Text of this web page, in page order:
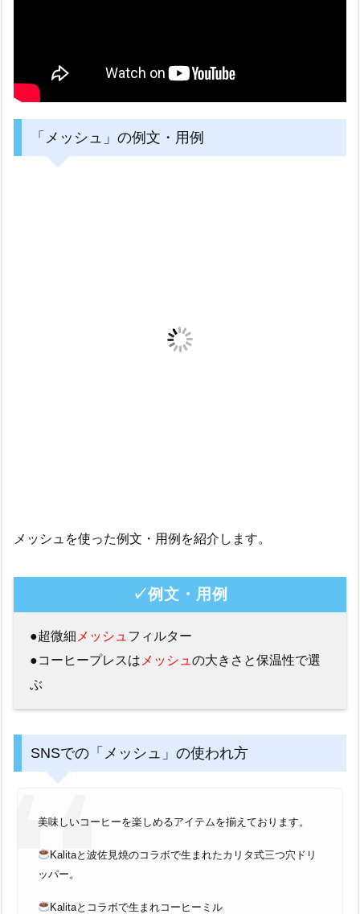
「メッシュ」の例文・用例
●コーヒープレスはメッシュ の大きさと保温性で選
SNSでの「メッシュ」の使われ方
美味しいコーヒーを楽しめるアイテムを揃えております。
Kalitaと波佐見焼のコラボで生まれたカリタ式三つ穴ドリ
ッパー。
メッシュを調整して、自分好みのコーヒー豆の挽き方が選べ
twitter.com/fViLiPV4i6
2022